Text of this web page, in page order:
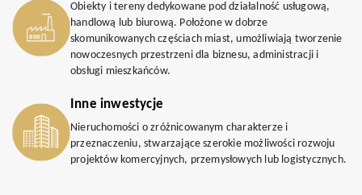
Obiekty i tereny dedykowane pod działalność usługową,
handlową lub biurową. Położone w dobrze
skomunikowanych częściach miast, umożliwiają tworzenie
nowoczesnych przestrzeni dla biznesu, administracji i
obsługi mieszkańców.
Inne inwestycje
Nieruchomości o zróżnicowanym charakterze i
przeznaczeniu, stwarzające szerokie możliwości rozwoju
projektów komercyjnych, przemysłowych lub logistycznych.